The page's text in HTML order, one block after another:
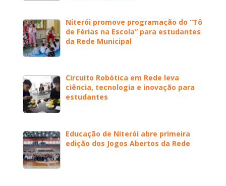
Niterói promove programação do “Tô
de Férias na Escola” para estudantes
da Rede Municipal
Circuito Robótica em Rede leva
ciência, tecnologia e inovação para
estudantes
Educação de Niterói abre primeira
edição dos Jogos Abertos da Rede